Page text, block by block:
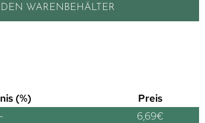
DEN WARENBEHÄLTER
(%)
Preis
6,69€